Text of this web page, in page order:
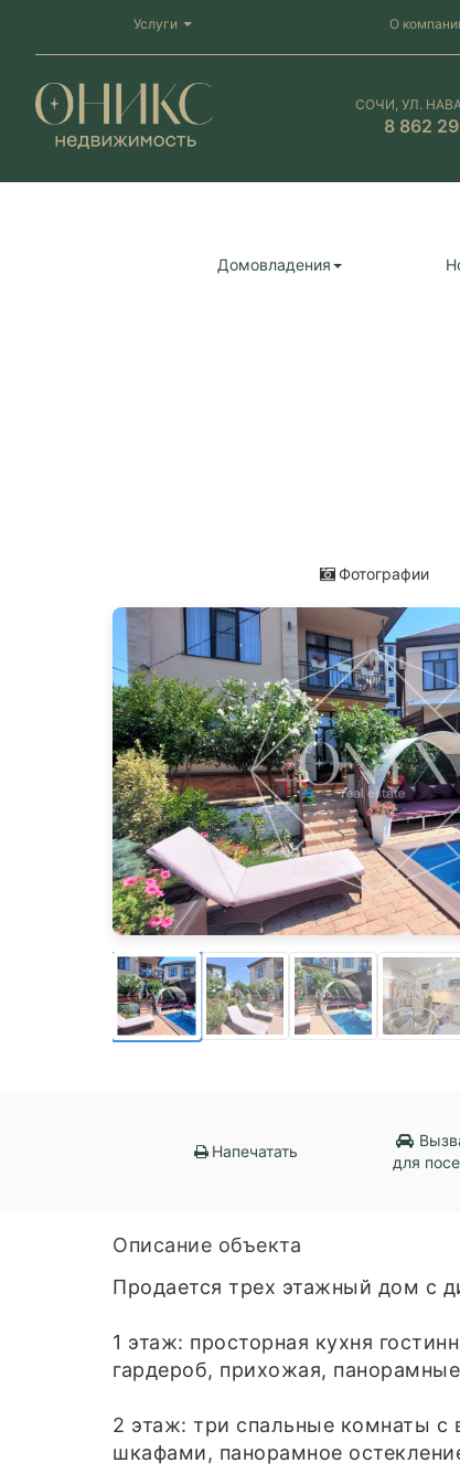
Услуги О
СОЧИ, УЛ.
8 862
Домовладения
Фотографии
Напечатать
для
Описание объекта
Продается трех этажный дом с
1 этаж: просторная кухня
гардероб, прихожая,
2 этаж: три спальные комнаты
шкафами, панорамное